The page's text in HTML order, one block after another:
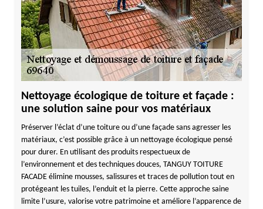
Nettoyage écologique de toiture et façade :
une solution saine pour vos matériaux
Préserver l’éclat d’une toiture ou d’une façade sans agresser les
matériaux, c’est possible grâce à un nettoyage écologique pensé
pour durer. En utilisant des produits respectueux de
l’environnement et des techniques douces, TANGUY TOITURE
FACADE élimine mousses, salissures et traces de pollution tout en
protégeant les tuiles, l’enduit et la pierre. Cette approche saine
limite l’usure, valorise votre patrimoine et améliore l’apparence de